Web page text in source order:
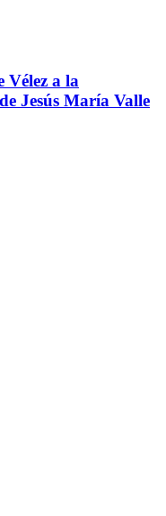
a la
Jesús María Valle